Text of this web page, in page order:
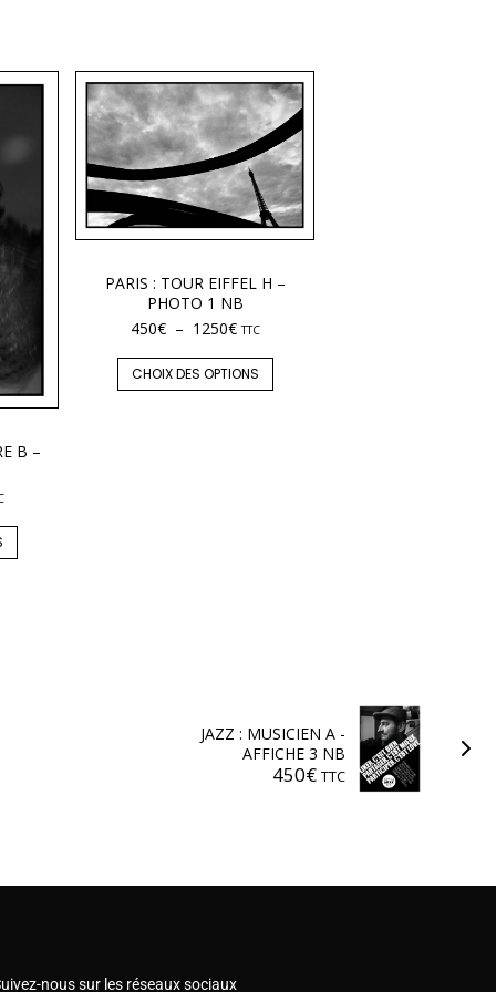
B –
PARIS : TOUR EIFFEL H –
PHOTO 1 NB
450€ – 1250€ TTC
CHOIX DES OPTIONS
JAZZ : MUSICIEN A -
AFFICHE 3 NB
450€ TTC
nous sur les réseaux sociaux